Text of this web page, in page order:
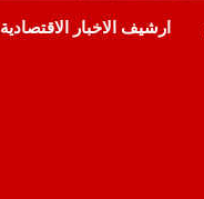
ارشيف الاخبار الاقتصادية